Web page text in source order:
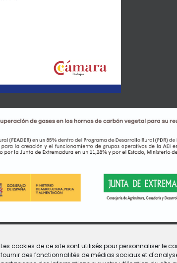
Les cookies de ce site sont utilisés pour personnaliser le
fournir des fonctionnalités de médias sociaux et